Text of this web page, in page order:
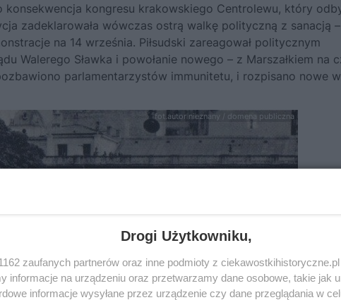
kongresu krakowskiego Centrolewu, który
zadeklarowała wówczas ostrą walkę polityczną z sanacją –
na 14 września. Piłsudski zareagował politycznym
Walerego Sławka i powołanie nowego – z Marszałkiem na
parlamentarzystów immunitetu, i rozpisano nowe
fot.autor nieznany / domena publiczna
Drogi Użytkowniku,
zaufanych partnerów oraz inne podmioty z
informacje na urządzeniu oraz przetwarzamy dane osobowe, takie jak
informacje wysyłane przez urządzenie czy dane przeglądania w